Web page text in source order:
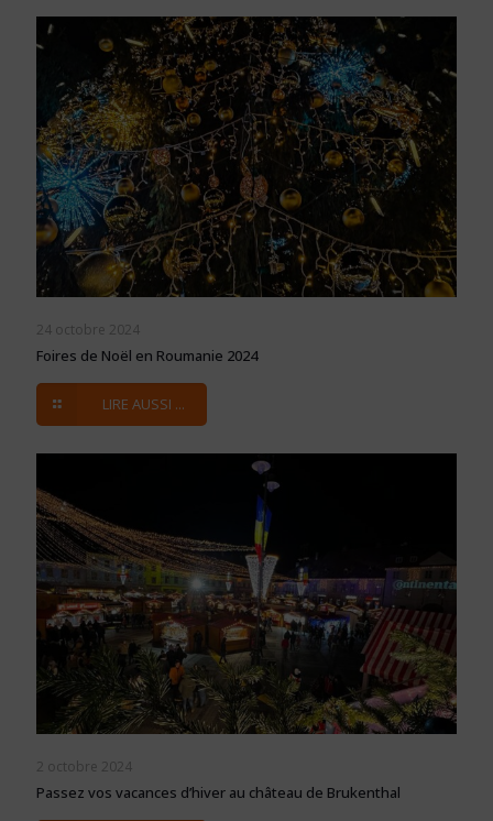
24 octobre 2024
Foires de Noël en Roumanie 2024
LIRE AUSSI ...
2 octobre 2024
Passez vos vacances d’hiver au château de Brukenthal